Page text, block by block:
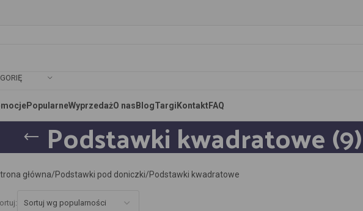
PopularneWyprzedażO nas BlogTargi KontaktFAQ
Podstawki kwadratowe (9)
główna Podstawki pod doniczki Podstawki kwadratowe